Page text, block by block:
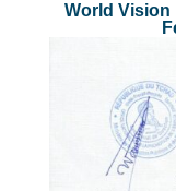
World Vision